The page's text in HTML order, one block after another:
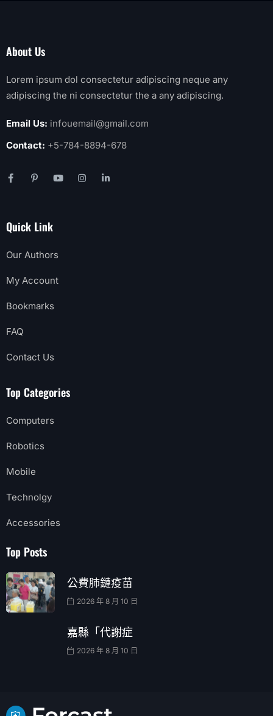
About Us
Lorem ipsum dol consectetur adipiscing neque any
adipiscing the ni consectetur the a any adipiscing.
Email Us: infouemail@gmail.com
Contact: +5-784-8894-678
Quick Link
Our Authors
My Account
Bookmarks
FAQ
Contact Us
Top Categories
Computers
Robotics
Mobile
Technolgy
Accessories
Top Posts
公費肺鏈疫苗
2026 年 8 月 10 日
嘉縣「代謝症
2026 年 8 月 10 日